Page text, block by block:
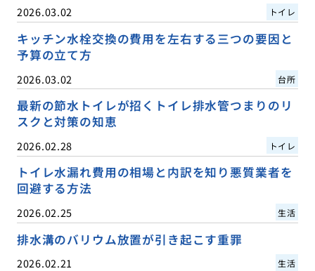
2026.03.02 トイレ
キッチン水栓交換の費用を左右する三つの要因と
予算の立て方
2026.03.02 台所
最新の節水トイレが招くトイレ排水管つまりのリ
スクと対策の知恵
2026.02.28 トイレ
トイレ水漏れ費用の相場と内訳を知り悪質業者を
回避する方法
2026.02.25 生活
排水溝のバリウム放置が引き起こす重罪
2026.02.21 生活